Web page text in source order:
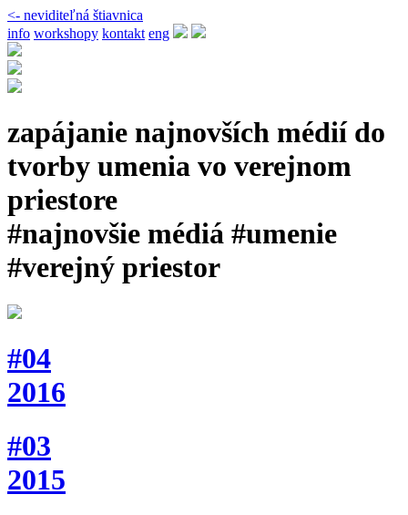
<- neviditeľná štiavnica
info workshopy kontakt eng
zapájanie najnovších médií do
tvorby umenia vo verejnom
priestore
#najnovšie médiá #umenie
#verejný priestor
#04
2016
#03
2015